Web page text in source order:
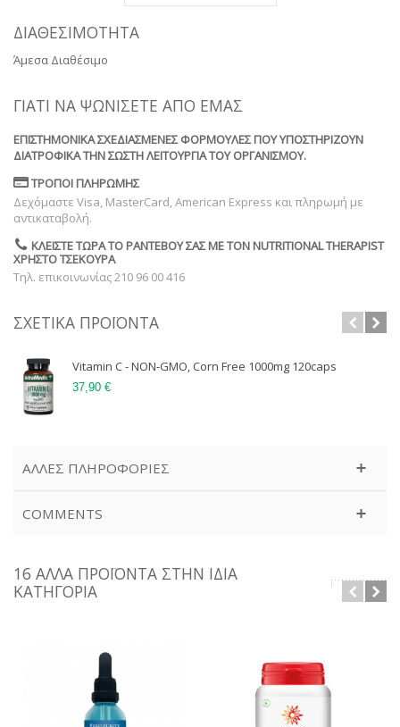
ΔΙΑΘΕΣΙΜΌΤΗΤΑ
Άμεσα Διαθέσιμο
ΓΙΑΤΊ ΝΑ ΨΩΝΊΣΕΤΕ ΑΠΌ ΕΜΆΣ
ΕΠΙΣΤΗΜΟΝΙΚΆ ΣΧΕΔΙΑΣΜΈΝΕΣ ΦΌΡΜΟΥΛΕΣ ΠΟΥ ΥΠΟΣΤΗΡΊΖΟΥΝ
ΔΙΑΤΡΟΦΙΚΆ ΤΗΝ ΣΩΣΤΉ ΛΕΙΤΟΥΡΓΊΑ ΤΟΥ ΟΡΓΑΝΙΣΜΟΎ.
ΤΡΌΠΟΙ ΠΛΗΡΩΜΉΣ
Δεχόμαστε Visa, MasterCard, American Express και πληρωμή με
αντικαταβολή.
ΚΛΕΊΣΤΕ ΤΏΡΑ ΤΟ ΡΑΝΤΕΒΟΎ ΣΑΣ ΜΕ ΤΟΝ NUTRITIONAL THERAPIST
ΧΡΉΣΤΟ ΤΣΕΚΟΎΡΑ
Τηλ. επικοινωνίας 210 96 00 416
ΣΧΕΤΙΚΆ ΠΡΟΪΌΝΤΑ
Vitamin C - NON-GMO, Corn Free 1000mg 120caps
37,90 €
ΆΛΛΕΣ ΠΛΗΡΟΦΟΡΊΕΣ
COMMENTS
16 ΆΛΛΑ ΠΡΟΪΌΝΤΑ ΣΤΗΝ ΊΔΙΑ
ΚΑΤΗΓΟΡΊΑ